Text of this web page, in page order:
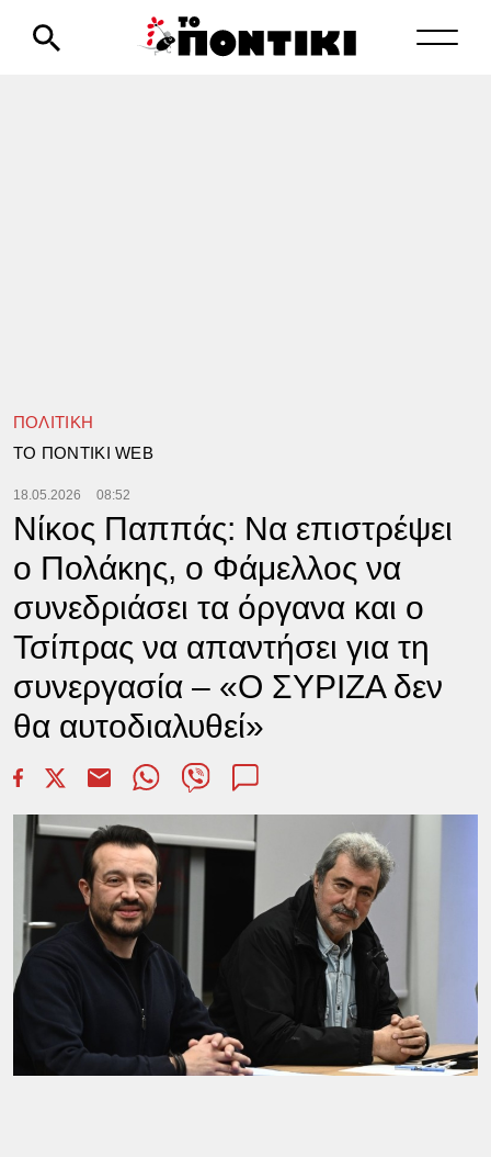
ΠΟΛΙΤΙΚΗ
TΟ ΠΟΝΤΙΚΙ WEB
18.05.2026 08:52
Νίκος Παππάς: Να επιστρέψει
ο Πολάκης, ο Φάμελλος να
συνεδριάσει τα όργανα και ο
Τσίπρας να απαντήσει για τη
συνεργασία – «Ο ΣΥΡΙΖΑ δεν
θα αυτοδιαλυθεί»